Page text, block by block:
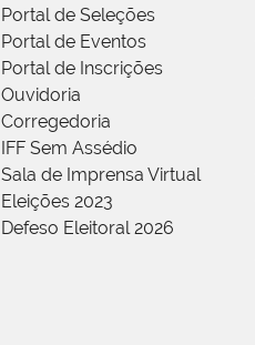
Portal de Seleções
Portal de Eventos
Portal de Inscrições
Ouvidoria
Corregedoria
IFF Sem Assédio
Sala de Imprensa Virtual
Eleições 2023
Defeso Eleitoral 2026